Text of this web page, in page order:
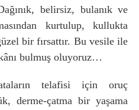
belirsiz, bulanık ve
kurtulup, kullukta
bir fırsattır. Bu vesile ile
bulmuş oluyoruz…
telafisi için oruç
derme-çatma bir yaşama